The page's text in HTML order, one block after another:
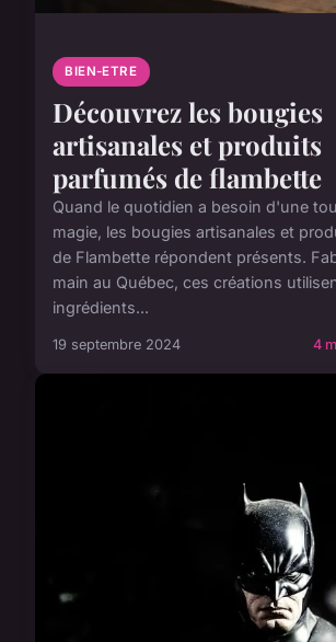
BIEN-ETRE
Découvrez les bougies
artisanales et produits
parfumés de flambette
Quand le quotidien a besoin d'une
magie, les bougies artisanales et
de Flambette répondent présents.
main au Québec, ces créations
ingrédients...
19 septembre 2024 4